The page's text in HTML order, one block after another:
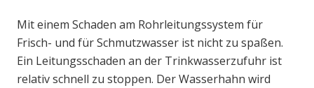
Mit einem Schaden am Rohrleitungssystem für
Frisch- und für Schmutzwasser ist nicht zu spaßen.
Ein Leitungsschaden an der Trinkwasserzufuhr ist
relativ schnell zu stoppen. Der Wasserhahn wird